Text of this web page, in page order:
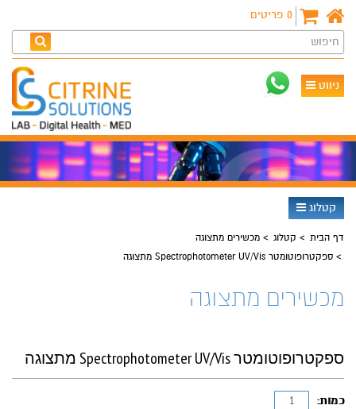
0 פריטים
חיפוש
ניווט
קטלוג
דף הבית קטלוג
מכשירים מתצוגה
ספקטרופוטומטר Spectrophotometer UV/Vis מתצוגה
מכשירים מתצוגה
ספקטרופוטומטר Spectrophotometer UV/Vis מתצוגה
כמות: